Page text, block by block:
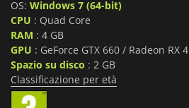
la volontà di abbracciare l'incertezza,
mai esattamente uguale all'altra.
OS: Windows 7 (64-bit)
CPU : Quad Core
RAM : 4 GB
GPU : GeForce GTX 660 / Radeon RX
Spazio su disco : 2 GB
Classificazione per età